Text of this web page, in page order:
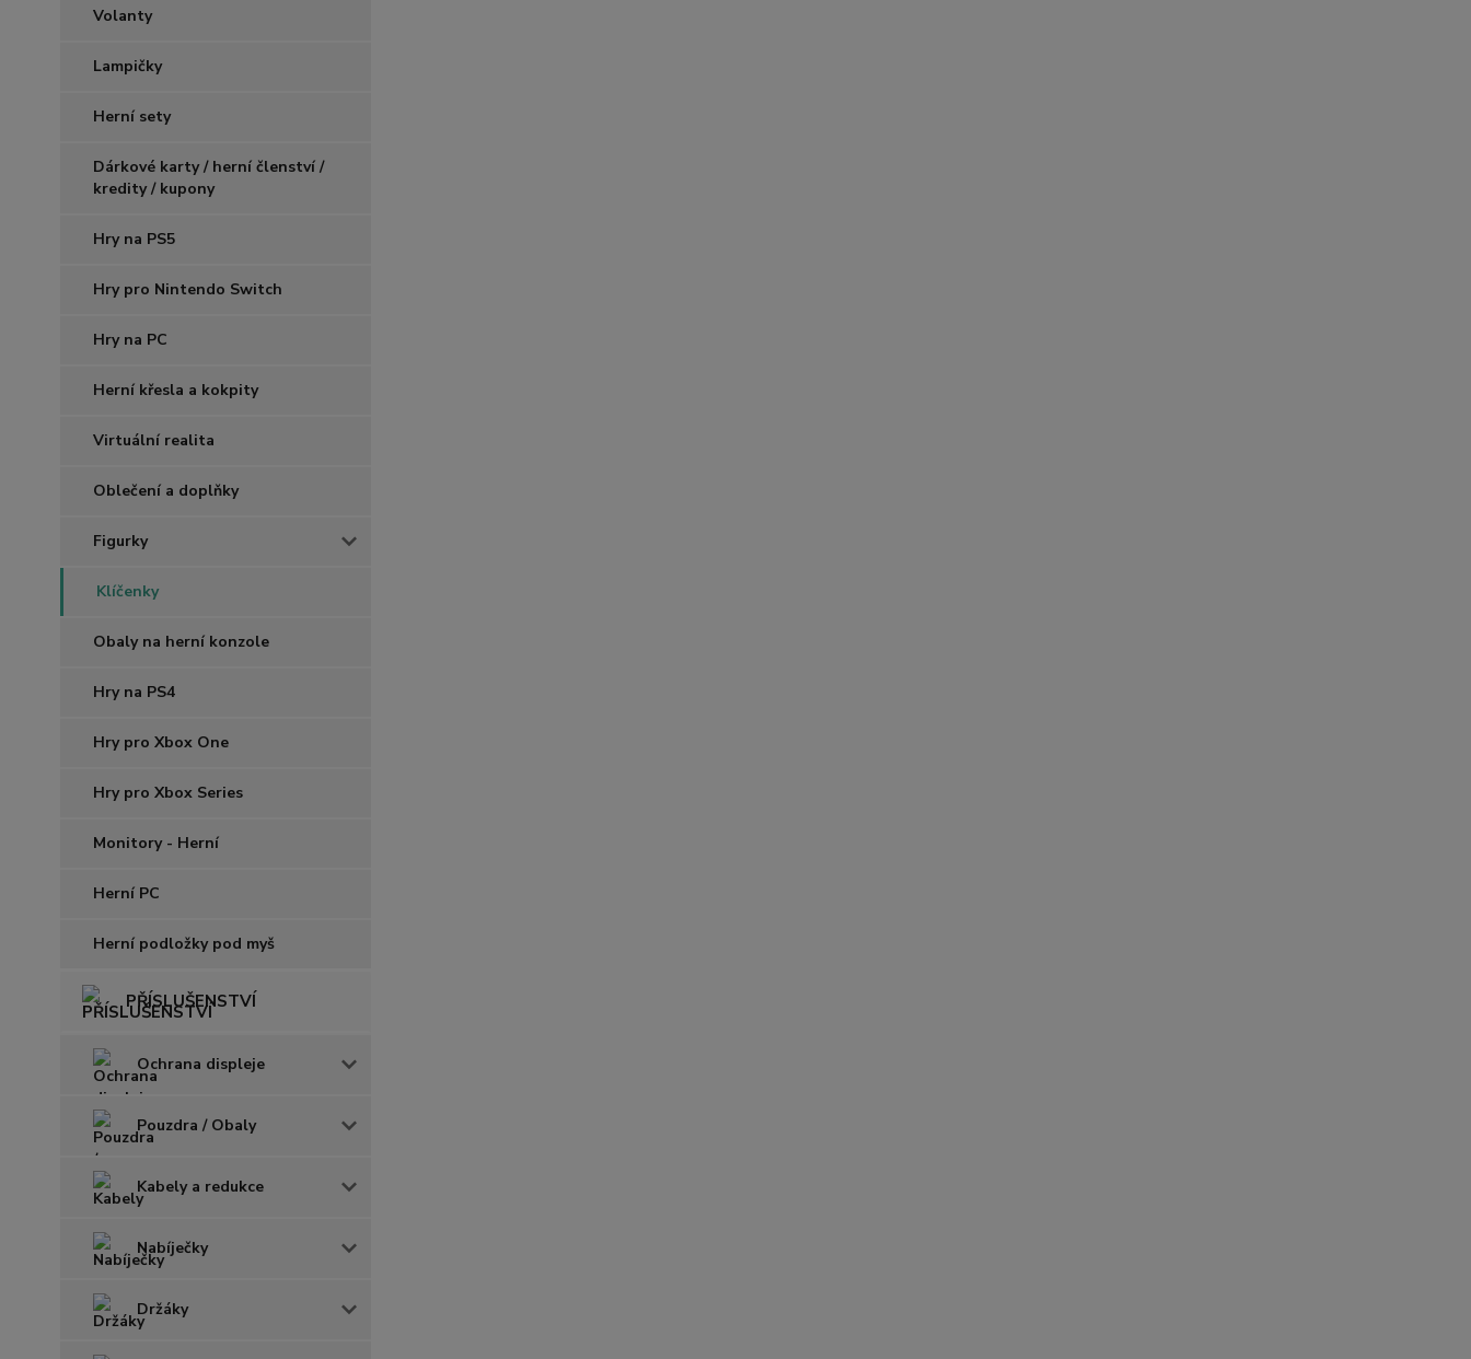
Volanty
Lampičky
Herní sety
Dárkové karty / herní členství /
kredity / kupony
Hry na PS5
Hry pro Nintendo Switch
Hry na PC
Herní křesla a kokpity
Virtuální realita
Oblečení a doplňky
Figurky
Klíčenky
Obaly na herní konzole
Hry na PS4
Hry pro Xbox One
Hry pro Xbox Series
Monitory - Herní
Herní PC
Herní podložky pod myš
PŘÍSLUŠENSTVÍ
Ochrana displeje
Pouzdra / Obaly
Kabely a redukce
Nabíječky
Držáky